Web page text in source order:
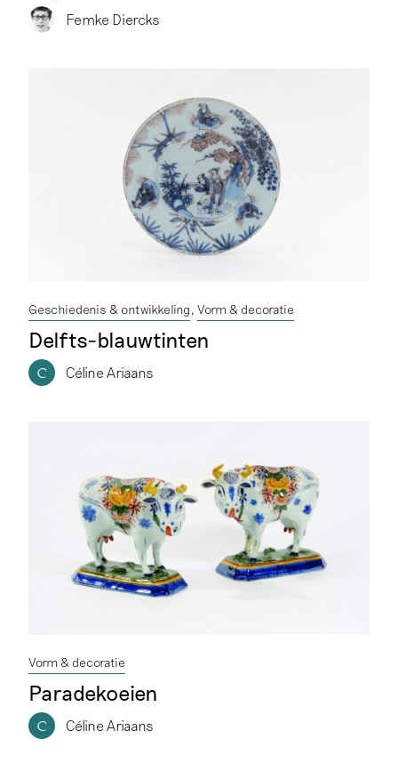
Femke Diercks
Geschiedenis & ontwikkeling Vorm & decoratie
Delfts-blauwtinten
C Céline Ariaans
Vorm & decoratie
Paradekoeien
C Céline Ariaans